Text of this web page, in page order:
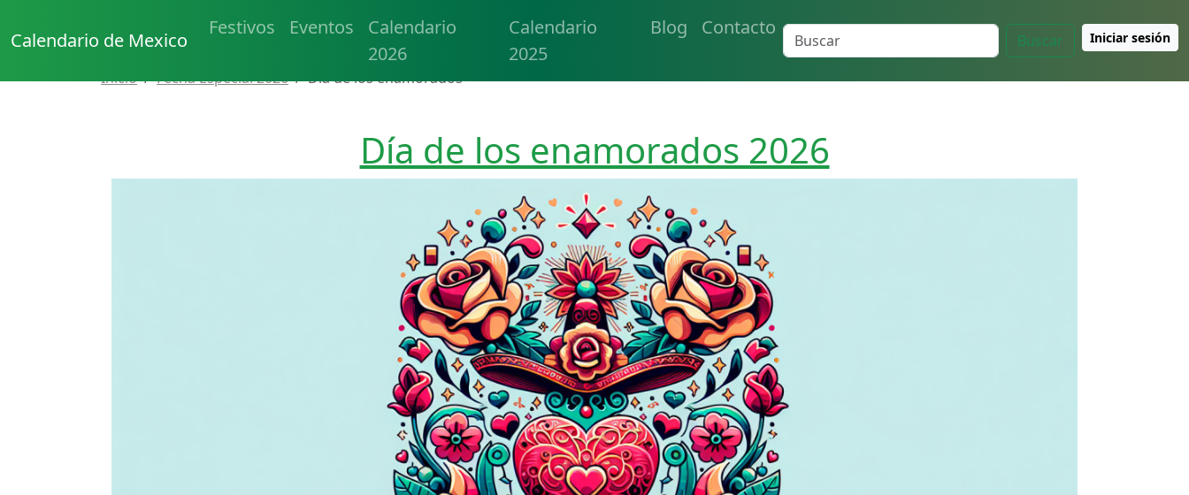
Calendario de Mexico
Festivos Eventos
Calendario
2026
Calendario
2025
Blog Contacto
Buscar Iniciar sesión
Inicio Fecha Especial 2026 Día de los enamorados
Día de los enamorados 2026